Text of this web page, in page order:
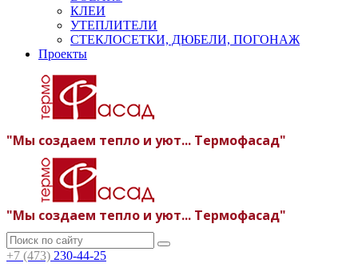
КЛЕИ
УТЕПЛИТЕЛИ
СТЕКЛОСЕТКИ, ДЮБЕЛИ, ПОГОНАЖ
Проекты
"Мы создаем тепло и уют... Термофасад"
"Мы создаем тепло и уют... Термофасад"
+7 (473) 230-44-25